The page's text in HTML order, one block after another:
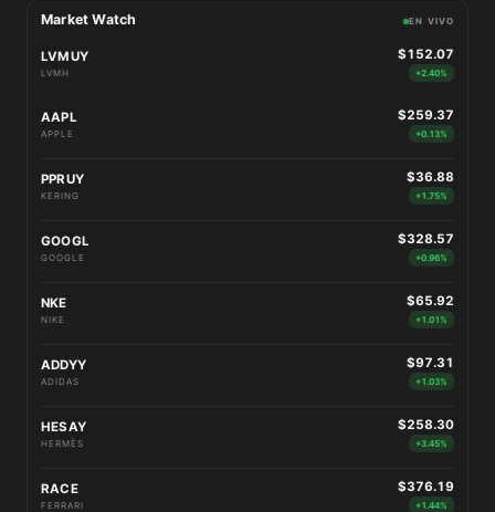
Market Watch EN VIVO
LVMUY
LVMH
$152.07
+2.40%
AAPL
APPLE
$259.37
+0.13%
PPRUY
KERING
$36.88
+1.75%
GOOGL
GOOGLE
$328.57
+0.96%
NKE
NIKE
$65.92
+1.01%
ADDYY
ADIDAS
$97.31
+1.03%
HESAY
HERMÈS
$258.30
+3.45%
RACE
FERRARI
$376.19
+1.44%